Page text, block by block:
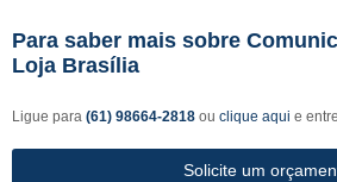
Para saber mais sobre
Loja Brasília
Ligue para (61) 98664-2818 ou clique aqui e
Solicite um